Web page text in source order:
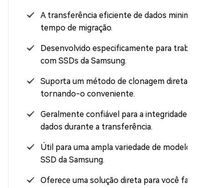
A transferência eficiente de dados minimiza o
tempo de migração.
Desenvolvido especificamente para trabalhar
com SSDs da Samsung.
Suporta um método de clonagem direta,
tornando-o conveniente.
Geralmente confiável para a integridade dos
dados durante a transferência.
Útil para uma ampla variedade de modelos de
SSD da Samsung.
Oferece uma solução direta para você fazer o